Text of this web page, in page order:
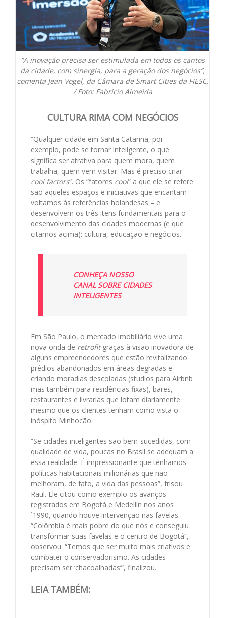
“A inovação precisa ser estimulada em todos os cantos
da cidade, com sinergia, para a geração dos negócios”,
comenta Jean Vogel, da Câmara de Smart Cities da FIESC.
/ Foto: Fabricio Almeida
CULTURA RIMA COM NEGÓCIOS
“Qualquer cidade em Santa Catarina, por
exemplo, pode se tornar inteligente, o que
significa ser atrativa para quem mora, quem
trabalha, quem vem visitar. Mas é preciso criar
cool factors“. Os “fatores cool” a que ele se refere
são aqueles espaços e iniciativas que encantam –
voltamos às referências holandesas – e
desenvolvem os três itens fundamentais para o
desenvolvimento das cidades modernas (e que
citamos acima): cultura, educação e negócios.
CONHEÇA NOSSO
CANAL SOBRE CIDADES
INTELIGENTES
Em São Paulo, o mercado imobiliário vive uma
nova onda de retrofitgraças à visão inovadora de
alguns empreendedores que estão revitalizando
prédios abandonados em áreas degradas e
criando moradias descoladas (studios para Airbnb
mas também para residências fixas), bares,
restaurantes e livrarias que lotam diariamente
mesmo que os clientes tenham como vista o
inóspito Minhocão.
“Se cidades inteligentes são bem-sucedidas, com
qualidade de vida, poucas no Brasil se adequam a
essa realidade. É impressionante que tenhamos
políticas habitacionais milionárias que não
melhoram, de fato, a vida das pessoas”, frisou
Raul. Ele citou como exemplo os avanços
registrados em Bogotá e Medellín nos anos
`1990, quando houve intervenção nas favelas.
“Colômbia é mais pobre do que nós e conseguiu
transformar suas favelas e o centro de Bogotá”,
observou. “Temos que ser muito mais criativos e
combater o conservadorismo. As cidades
precisam ser ‘chacoalhadas’”, finalizou.
LEIA TAMBÉM: